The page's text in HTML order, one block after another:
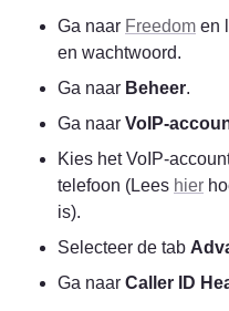
Ga naar Freedom en
en wachtwoord.
Ga naar Beheer.
Ga naar VoIP-
Kies het VoIP-
telefoon (Lees hier
is).
Selecteer de tab
Ga naar Caller ID